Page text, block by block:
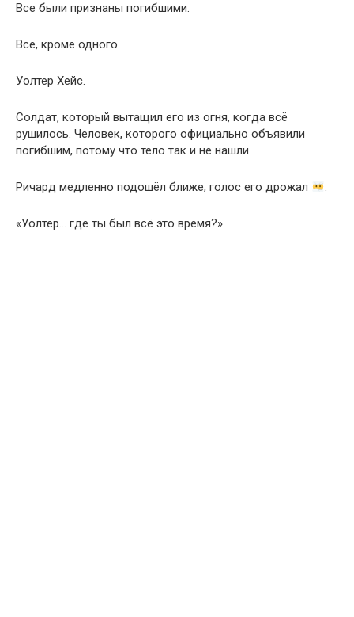
Все были признаны погибшими.
Все, кроме одного.
Уолтер Хейс.
Солдат, который вытащил его из огня, когда всё
рушилось. Человек, которого официально объявили
погибшим, потому что тело так и не нашли.
Ричард медленно подошёл ближе, голос его дрожал .
«Уолтер… где ты был всё это время?»